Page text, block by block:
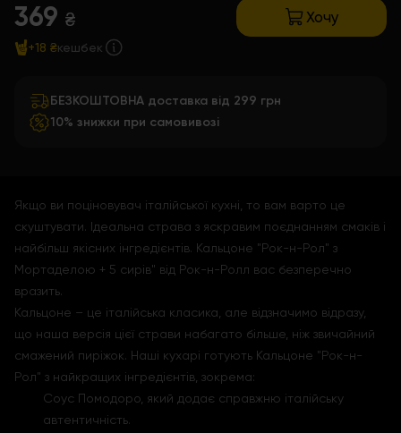
369 ₴ Хочу
+18 ₴кешбек
БЕЗКОШТОВНА доставка від 299 грн
10% знижки при самовивозі
Якщо ви поціновувач італійської кухні, то вам варто це
скуштувати. Ідеальна страва з яскравим поєднанням смаків і
найбільш якісних інгредієнтів. Кальцоне "Рок-н-Рол" з
Мортаделою + 5 сирів" від Рок-н-Ролл вас безперечно
вразить.
Кальцоне – це італійська класика, але відзначимо відразу,
що наша версія цієї страви набагато більше, ніж звичайний
смажений пиріжок. Наші кухарі готують Кальцоне "Рок-н-
Рол" з найкращих інгредієнтів, зокрема:
Соус Помодоро, який додає справжню італійську
автентичність.